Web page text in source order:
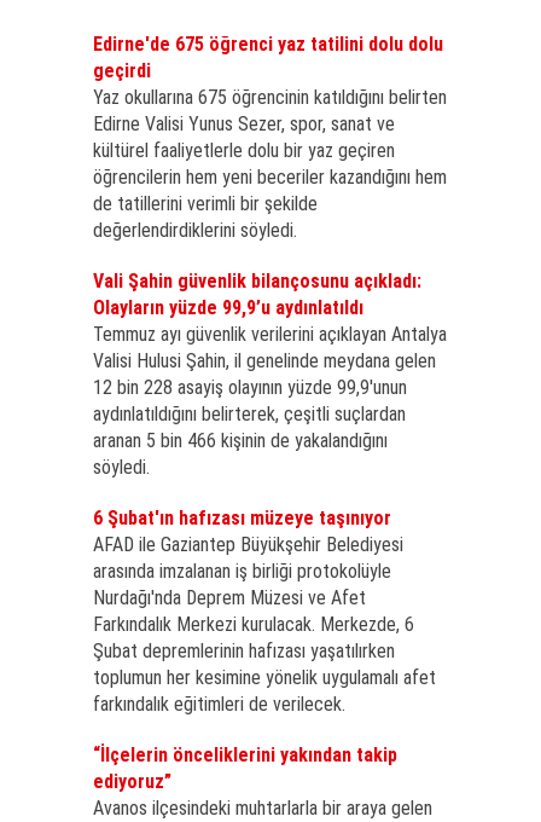
Edirne'de 675 öğrenci yaz tatilini dolu dolu
geçirdi
Yaz okullarına 675 öğrencinin katıldığını belirten
Edirne Valisi Yunus Sezer, spor, sanat ve
kültürel faaliyetlerle dolu bir yaz geçiren
öğrencilerin hem yeni beceriler kazandığını hem
de tatillerini verimli bir şekilde
değerlendirdiklerini söyledi.
Vali Şahin güvenlik bilançosunu açıkladı:
Olayların yüzde 99,9’u aydınlatıldı
Temmuz ayı güvenlik verilerini açıklayan Antalya
Valisi Hulusi Şahin, il genelinde meydana gelen
12 bin 228 asayiş olayının yüzde 99,9'unun
aydınlatıldığını belirterek, çeşitli suçlardan
aranan 5 bin 466 kişinin de yakalandığını
söyledi.
6 Şubat'ın hafızası müzeye taşınıyor
AFAD ile Gaziantep Büyükşehir Belediyesi
arasında imzalanan iş birliği protokolüyle
Nurdağı'nda Deprem Müzesi ve Afet
Farkındalık Merkezi kurulacak. Merkezde, 6
Şubat depremlerinin hafızası yaşatılırken
toplumun her kesimine yönelik uygulamalı afet
farkındalık eğitimleri de verilecek.
“İlçelerin önceliklerini yakından takip
ediyoruz”
Avanos ilçesindeki muhtarlarla bir araya gelen